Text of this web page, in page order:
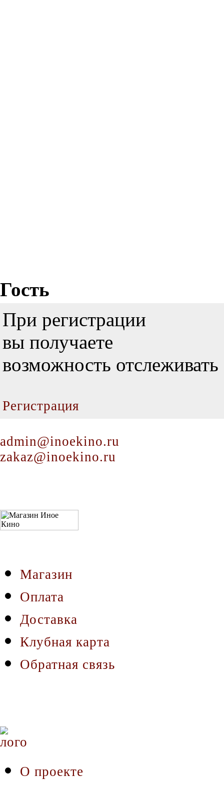
Гость
При регистрации
вы получаете
возможность
Регистрация
admin@inoekino.ru
zakaz@inoekino.ru
Магазин
Оплата
Доставка
Клубная карта
Обратная связь
О проекте